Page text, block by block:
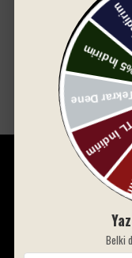
Alvora Bloom Askılı
Minteks Home, 1994
yolculuğunu, bugün
kapalı alanda, dünya
Bursa merkezli bu
sektöründe fark Belki